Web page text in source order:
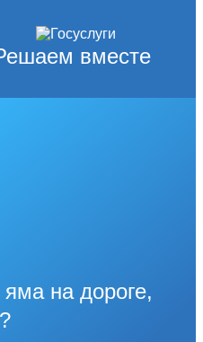
вместе
на дороге,